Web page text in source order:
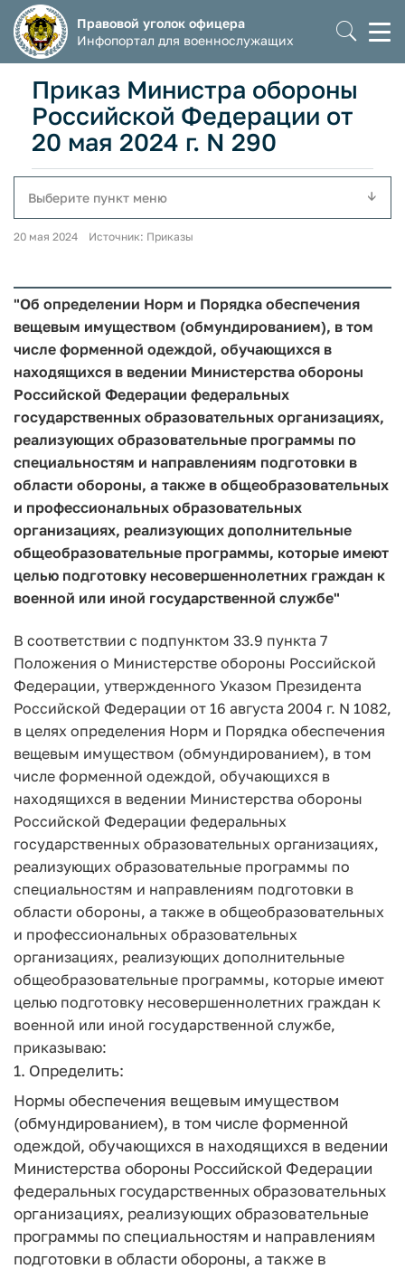
Правовой уголок офицера
Инфопортал для военнослужащих
Приказ Министра обороны
Российской Федерации от
20 мая 2024 г. N 290
Выберите пункт меню
20 мая 2024 Источник: Приказы
"Об определении Норм и Порядка обеспечения
вещевым имуществом (обмундированием), в том
числе форменной одеждой, обучающихся в
находящихся в ведении Министерства обороны
Российской Федерации федеральных
государственных образовательных организациях,
реализующих образовательные программы по
специальностям и направлениям подготовки в
области обороны, а также в общеобразовательных
и профессиональных образовательных
организациях, реализующих дополнительные
общеобразовательные программы, которые имеют
целью подготовку несовершеннолетних граждан к
военной или иной государственной службе"
В соответствии с подпунктом 33.9 пункта 7
Положения о Министерстве обороны Российской
Федерации, утвержденного Указом Президента
Российской Федерации от 16 августа 2004 г. N 1082,
в целях определения Норм и Порядка обеспечения
вещевым имуществом (обмундированием), в том
числе форменной одеждой, обучающихся в
находящихся в ведении Министерства обороны
Российской Федерации федеральных
государственных образовательных организациях,
реализующих образовательные программы по
специальностям и направлениям подготовки в
области обороны, а также в общеобразовательных
и профессиональных образовательных
организациях, реализующих дополнительные
общеобразовательные программы, которые имеют
целью подготовку несовершеннолетних граждан к
военной или иной государственной службе,
приказываю:
1. Определить:
Нормы обеспечения вещевым имуществом
(обмундированием), в том числе форменной
одеждой, обучающихся в находящихся в ведении
Министерства обороны Российской Федерации
федеральных государственных образовательных
организациях, реализующих образовательные
программы по специальностям и направлениям
подготовки в области обороны, а также в